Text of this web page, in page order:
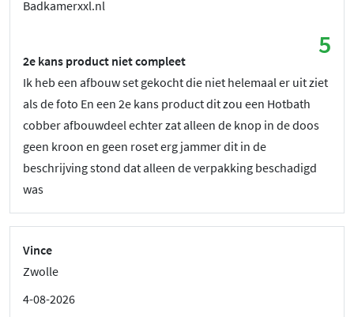
Badkamerxxl.nl
5
2e kans product niet compleet
Ik heb een afbouw set gekocht die niet helemaal er uit ziet
als de foto En een 2e kans product dit zou een Hotbath
cobber afbouwdeel echter zat alleen de knop in de doos
geen kroon en geen roset erg jammer dit in de
beschrijving stond dat alleen de verpakking beschadigd
was
Vince
Zwolle
4-08-2026